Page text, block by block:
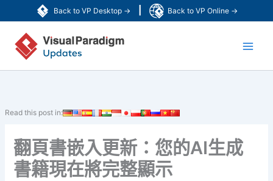
Back to VP Desktop → Back to VP Online →
至
Read this post in:
翻頁書嵌入更新：您的AI生成
書籍現在將完整顯示